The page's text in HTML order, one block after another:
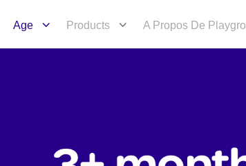
Age Products A Propos De Playgro